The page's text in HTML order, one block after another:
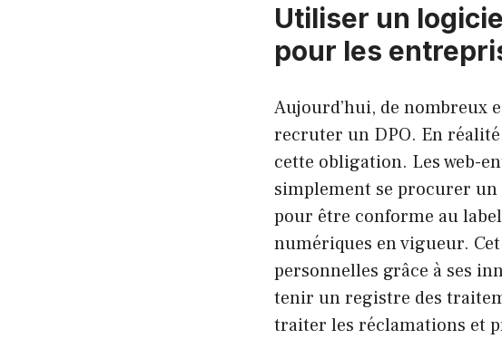
Utiliser un
pour les
Aujourd’hui, de nombreux
recruter un DPO. En
cette obligation. Les web-
simplement se procurer
pour être conforme au
numériques en vigueur.
personnelles grâce à ses
tenir un registre des
traiter les réclamations et